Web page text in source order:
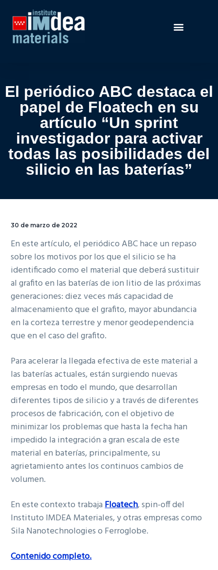
El periódico ABC destaca el
papel de Floatech en su
artículo “Un sprint
investigador para activar
todas las posibilidades del
silicio en las baterías”
30 de marzo de 2022
En este artículo, el periódico ABC hace un repaso
sobre los motivos por los que el silicio se ha
identificado como el material que deberá sustituir
al grafito en las baterías de ion litio de las próximas
generaciones: diez veces más capacidad de
almacenamiento que el grafito, mayor abundancia
en la corteza terrestre y menor geodependencia
que en el caso del grafito.
Para acelerar la llegada efectiva de este material a
las baterías actuales, están surgiendo nuevas
empresas en todo el mundo, que desarrollan
diferentes tipos de silicio y a través de diferentes
procesos de fabricación, con el objetivo de
minimizar los problemas que hasta la fecha han
impedido la integración a gran escala de este
material en baterías, principalmente, su
agrietamiento antes los continuos cambios de
volumen.
En este contexto trabajaFloatech, spin-off del
Instituto IMDEA Materiales, y otras empresas como
Sila Nanotechnologies o Ferroglobe.
Contenido completo.